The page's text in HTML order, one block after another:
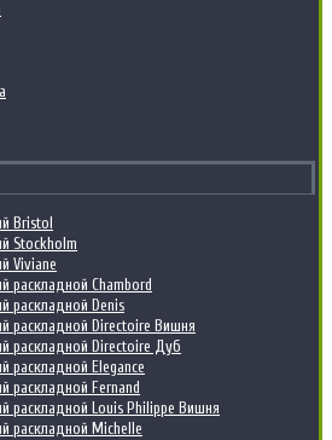
Bristol
Stockholm
Viviane
раскладной Chambord
раскладной Denis
раскладной Directoire Вишня
раскладной Directoire Дуб
раскладной Elegance
раскладной Fernand
раскладной Louis Philippe Вишня
раскладной Michelle